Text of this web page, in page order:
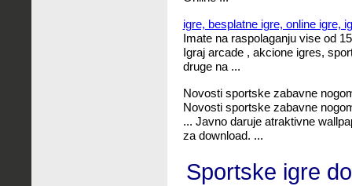
igre, besplatne igre, online igre,
Imate na raspolaganju vise od
Igraj arcade , akcione igres,
druge na ...
Novosti sportske zabavne
Novosti sportske zabavne
... Javno daruje atraktivne
za download. ...
Sportske igre